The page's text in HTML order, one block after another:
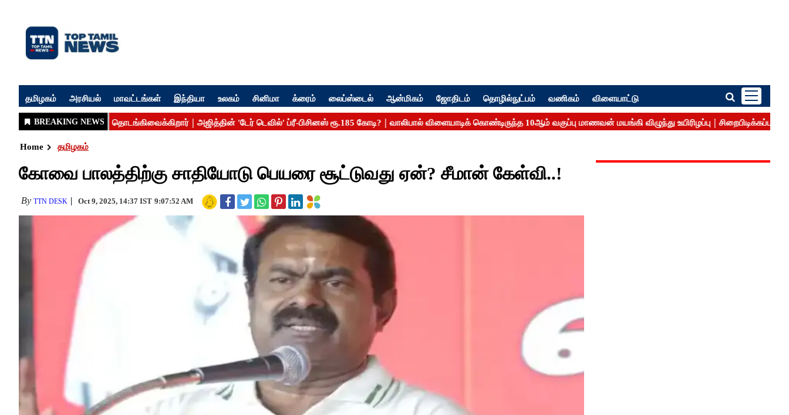
தமிழகம் அரசியல் மாவட்டங்கள் இந்தியா உலகம் சினிமா க்ரைம் லைப்ஸ்டைல் ஆன்மிகம் ஜோதிடம் தொழில்நுட்பம் வணிகம் விளையாட்டு
Home தமிழகம்
கோவை பாலத்திற்கு சாதியோடு பெயரை சூட்டுவது ஏன்? சீமான் கேள்வி..!
By TTN DESK Oct 9, 2025, 14:37 IST 9:07:52 AM